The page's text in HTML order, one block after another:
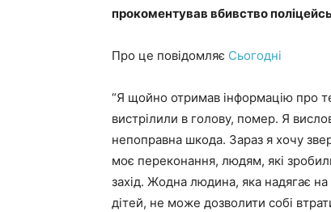
прокоментував вбивство
Про це повідомляє Сьогодні
“Я щойно отримав інформацію про
вистрілили в голову, помер. Я
непоправна шкода. Зараз я хочу
моє переконання, людям, які
захід. Жодна людина, яка надягає на
дітей, не може дозволити собі